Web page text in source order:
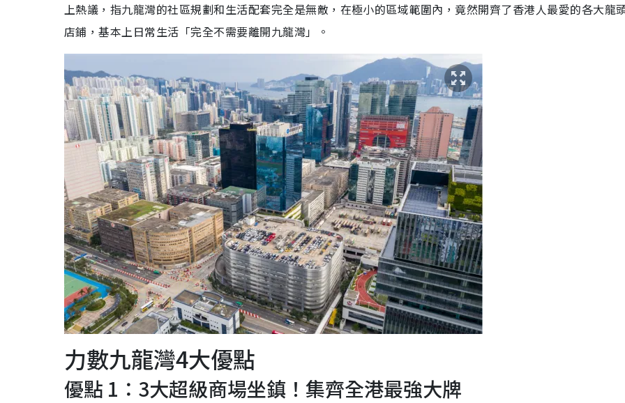
上熱議，指九龍灣的社區規劃和生活配套完全是無敵，在極小的區域範圍內，竟然開齊了香港人最愛的各大龍
店鋪，基本上日常生活「完全不需要離開九龍灣」。
力數九龍灣4大優點
優點 1：3大超級商場坐鎮！集齊全港最強大牌